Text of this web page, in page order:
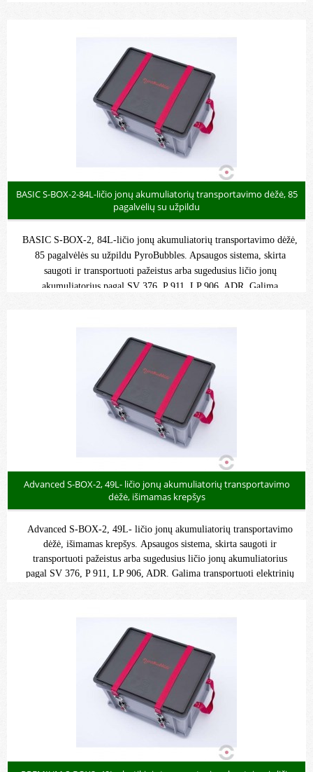
BASIC S-BOX-2-84L-ličio jonų akumuliatorių transportavimo dėžė, 85
pagalvėlių su užpildu
BASIC S-BOX-2, 84L-ličio jonų akumuliatorių transportavimo dėžė,
85 pagalvėlės su užpildu PyroBubbles. Apsaugos sistema, skirta
saugoti ir transportuoti pažeistus arba sugedusius ličio jonų
akumuliatorius pagal SV 376, P 911, LP 906, ADR. Galima
Advanced S-BOX-2, 49L- ličio jonų akumuliatorių transportavimo
dėžė, išimamas krepšys
Advanced S-BOX-2, 49L- ličio jonų akumuliatorių transportavimo
dėžė, išimamas krepšys. Apsaugos sistema, skirta saugoti ir
transportuoti pažeistus arba sugedusius ličio jonų akumuliatorius
pagal SV 376, P 911, LP 906, ADR. Galima transportuoti elektrinių